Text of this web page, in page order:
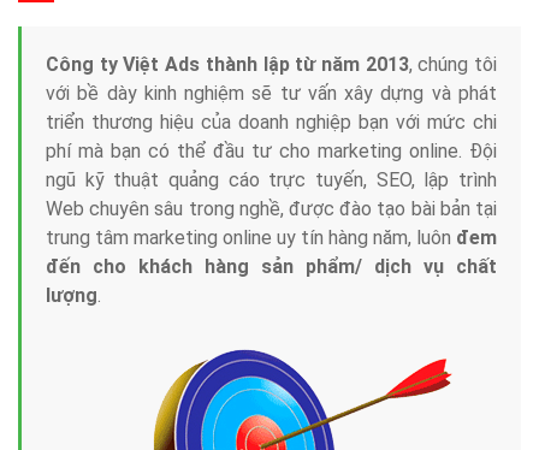
Công ty Việt Ads thành lập từ năm 2013, chúng tôi
với bề dày kinh nghiệm sẽ tư vấn xây dựng và phát
triển thương hiệu của doanh nghiệp bạn với mức chi
phí mà bạn có thể đầu tư cho marketing online. Đội
ngũ kỹ thuật quảng cáo trực tuyến, SEO, lập trình
Web chuyên sâu trong nghề, được đào tạo bài bản tại
trung tâm marketing online uy tín hàng năm, luôn đem
đến cho khách hàng sản phẩm/ dịch vụ chất
lượng.